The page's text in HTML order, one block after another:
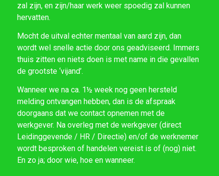
zal zijn, en zijn/haar werk weer spoedig zal kunnen
hervatten.
Mocht de uitval echter mentaal van aard zijn, dan
wordt wel snelle actie door ons geadviseerd. Immers
thuis zitten en niets doen is met name in die gevallen
de grootste ‘vijand’.
Wanneer we na ca. 1½ week nog geen hersteld
melding ontvangen hebben, dan is de afspraak
doorgaans dat we contact opnemen met de
werkgever. Na overleg met de werkgever (direct
Leidinggevende / HR / Directie) en/of de werknemer
wordt besproken of handelen vereist is of (nog) niet.
En zo ja; door wie, hoe en wanneer.